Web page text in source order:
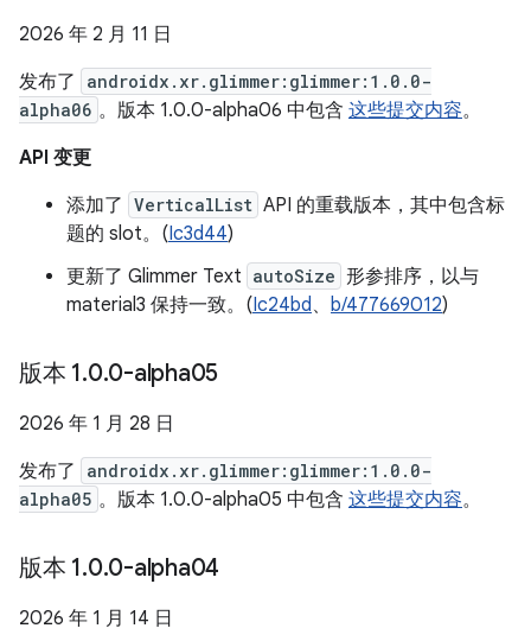
2026 年 2 月 11 日
发布了
androidx.xr.glimmer:glimmer:1.0.0-
alpha06 。版本 1.0.0-alpha06 中包含 这些提交内容。
API 变更
添加了 VerticalList API 的重载版本，其中包含标
题的 slot。(Ic3d44)
更新了 Glimmer Text autoSize 形参排序，以与
material3 保持一致。(Ic24bd、 b/477669012)
版本 1.0.0-alpha05
2026 年 1 月 28 日
发布了
androidx.xr.glimmer:glimmer:1.0.0-
alpha05 。版本 1.0.0-alpha05 中包含 这些提交内容。
版本 1.0.0-alpha04
2026 年 1 月 14 日